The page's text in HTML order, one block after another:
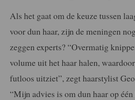
Als het gaat om de keuze tussen
voor dun haar, zijn de meningen
zeggen experts? “Overmatig
volume uit het haar halen,
futloos uitziet”, zegt haarstylist
“Mijn advies is om dun haar op